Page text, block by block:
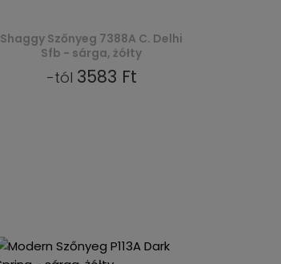
Shaggy Szőnyeg 7388A C. Delhi
Sfb - sárga, żółty
-tól 3583 Ft